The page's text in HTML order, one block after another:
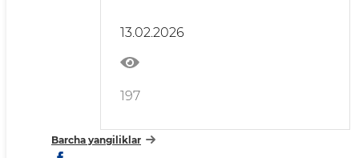
etildi
13.02.2026
197
Barcha yangiliklar